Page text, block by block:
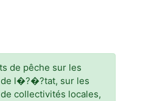
de pêche sur les
l�?�?tat, sur les
collectivités locales,